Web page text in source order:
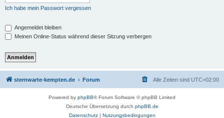
Ich habe mein Passwort vergessen
Angemeldet bleiben
Meinen Online-Status während dieser Sitzung verbergen
sternwarte-kempten.de Forum Alle Zeiten sind UTC+02:00
Powered by phpBB® Forum Software © phpBB Limited
Deutsche Übersetzung durch phpBB.de
Datenschutz| Nutzungsbedingungen